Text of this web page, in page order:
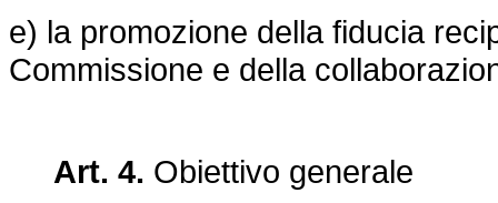
e) la promozione della fiducia
Commissione e della
Art. 4. Obiettivo generale